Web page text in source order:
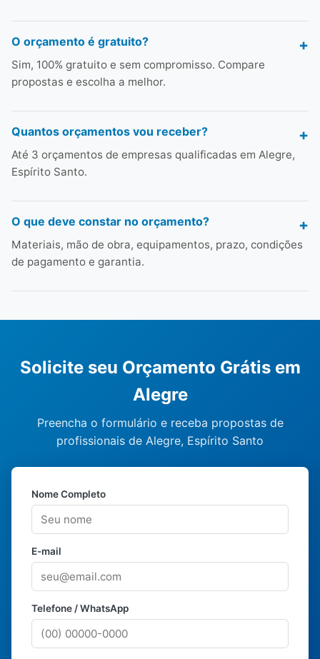
O orçamento é gratuito?
Sim, 100% gratuito e sem compromisso. Compare
propostas e escolha a melhor.
Quantos orçamentos vou receber?
Até 3 orçamentos de empresas qualificadas em Alegre,
Espírito Santo.
O que deve constar no orçamento?
Materiais, mão de obra, equipamentos, prazo, condições
de pagamento e garantia.
Solicite seu Orçamento Grátis em
Alegre
Preencha o formulário e receba propostas de
profissionais de Alegre, Espírito Santo
Nome Completo
E-mail
Telefone / WhatsApp